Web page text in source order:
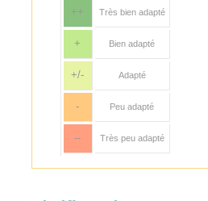
++
Très bien adapté
+ Bien adapté
+/- Adapté
- Peu adapté
-- Très peu adapté